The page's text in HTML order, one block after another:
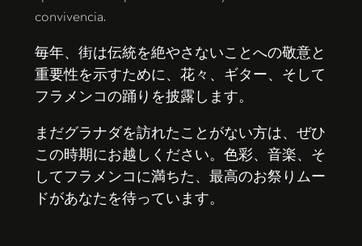
convivencia.
毎年、街は伝統を絶やさないことへの敬意と
重要性を示すために、花々、ギター、そして
フラメンコの踊りを披露します。
まだグラナダを訪れたことがない方は、ぜひ
この時期にお越しください。色彩、音楽、そ
してフラメンコに満ちた、最高のお祭りムー
ドがあなたを待っています。